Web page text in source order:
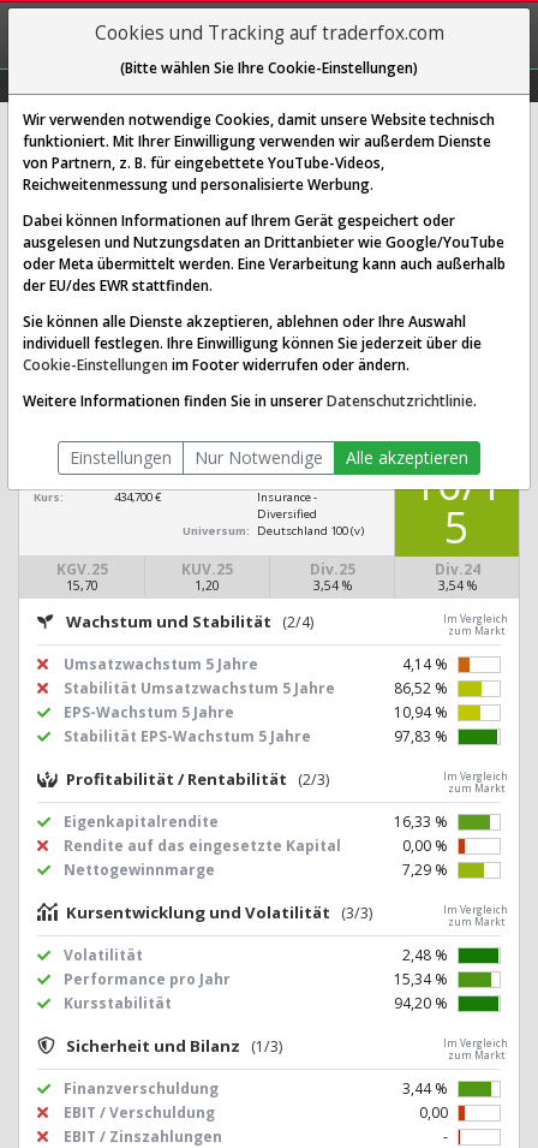
REGIS-
TRIEREN
Allianz Aktie: Realtime-Kurs &
Analyse (840400 | ALV)
SCORING SYSTEMS:
Qualitäts-Check Dividenden-Check
Wachstums-Check
Robustheits-Check
Qualitäts-Check:Ist die Aktie zum Investieren
Infos zum Score
Allianz[ALV 840400 DE0008404005]
Börsenwert: 164,876 Mrd. €
Kurs:
434,700 €
Sektor:
Financial Services /
Insurance -
Diversified
Universum:
Deutschland 100 (v)
KGV.25
15,70
KUV.25
1,20
Div.25
3,54 %
Div.24
3,54 %
10/1
5
Wachstum und Stabilität (2/4)
Im Vergleich
zum Markt
Umsatzwachstum 5 Jahre
4,14 %
Stabilität Umsatzwachstum 5 Jahre
86,52 %
EPS-Wachstum 5 Jahre
10,94 %
Stabilität EPS-Wachstum 5 Jahre
97,83 %
Profitabilität / Rentabilität (2/3)
Im Vergleich
zum Markt
Eigenkapitalrendite
16,33 %
Rendite auf das eingesetzte Kapital
0,00 %
Nettogewinnmarge
7,29 %
Kursentwicklung und Volatilität (3/3)
Im Vergleich
zum Markt
Volatilität
2,48 %
Performance pro Jahr
15,34 %
Kursstabilität
94,20 %
Sicherheit und Bilanz (1/3)
Im Vergleich
zum Markt
Finanzverschuldung
3,44 %
EBIT / Verschuldung
0,00
EBIT / Zinszahlungen
-
Cookies und Tracking auf traderfox.com
(Bitte wählen Sie Ihre Cookie-Einstellungen)
Wir verwenden notwendige Cookies, damit unsere Website technisch
funktioniert. Mit Ihrer Einwilligung verwenden wir außerdem Dienste
von Partnern, z. B. für eingebettete YouTube-Videos,
Reichweitenmessung und personalisierte Werbung.
Dabei können Informationen auf Ihrem Gerät gespeichert oder
ausgelesen und Nutzungsdaten an Drittanbieter wie Google/YouTube
oder Meta übermittelt werden. Eine Verarbeitung kann auch außerhalb
der EU/des EWR stattfinden.
Sie können alle Dienste akzeptieren, ablehnen oder Ihre Auswahl
individuell festlegen. Ihre Einwilligung können Sie jederzeit über die
Cookie-Einstellungen im Footer widerrufen oder ändern.
Weitere Informationen finden Sie in unsererDatenschutzrichtlinie.
Einstellungen Nur Notwendige Alle akzeptieren